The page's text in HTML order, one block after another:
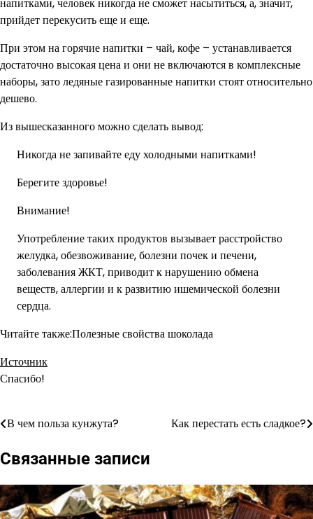
прийдет перекусить еще и еще.
При этом на горячие напитки – чай, кофе – устанавливается
достаточно высокая цена и они не включаются в комплексные
наборы, зато ледяные газированные напитки стоят относительно
дешево.
Из вышесказанного можно сделать вывод:
Никогда не запивайте еду холодными напитками!
Берегите здоровье!
Внимание!
Употребление таких продуктов вызывает расстройство
желудка, обезвоживание, болезни почек и печени,
заболевания ЖКТ, приводит к нарушению обмена
веществ, аллергии и к развитию ишемической болезни
сердца.
Читайте также:Полезные свойства шоколада
Источник
Спасибо!
Навигация
по
В чем польза кунжута? Как перестать есть сладкое?
Связанные записи